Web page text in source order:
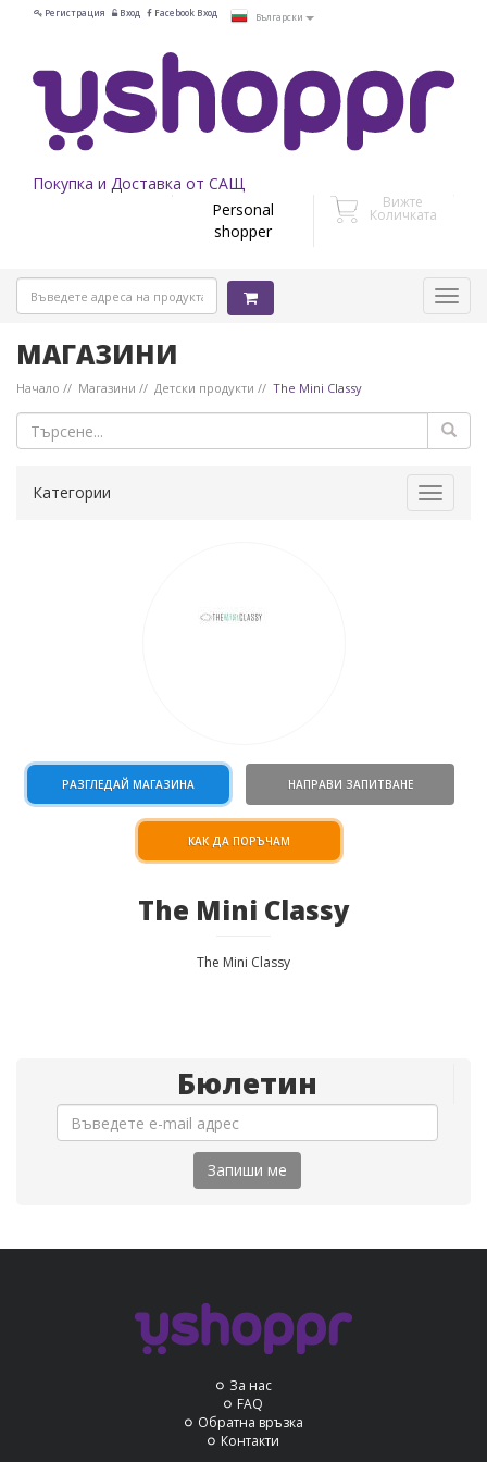
Регистрация Вход Facebook Вход Български
Покупка и Доставка от САЩ
Personal
shopper
Вижте
Количката
МАГАЗИНИ
Начало Магазини Детски продукти The Mini Classy
Toggle
Категории
РАЗГЛЕДАЙ МАГАЗИНА НАПРАВИ ЗАПИТВАНЕ
КАК ДА ПОРЪЧАМ
The Mini Classy
The Mini Classy
Бюлетин
Запиши ме
За нас
FAQ
Обратна връзка
Контакти